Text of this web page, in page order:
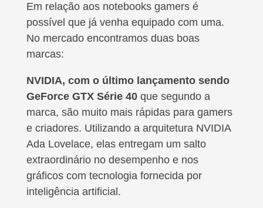
Em relação aos notebooks gamers é
possível que já venha equipado com uma.
No mercado encontramos duas boas
marcas:
NVIDIA, com o último lançamento sendo
GeForce GTX Série 40 que segundo a
marca, são muito mais rápidas para gamers
e criadores. Utilizando a arquitetura NVIDIA
Ada Lovelace, elas entregam um salto
extraordinário no desempenho e nos
gráficos com tecnologia fornecida por
inteligência artificial.